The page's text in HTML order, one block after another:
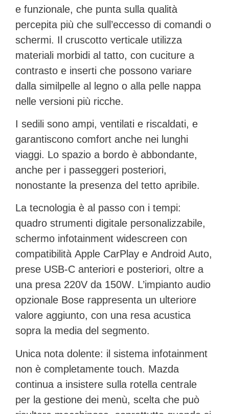
e funzionale, che punta sulla qualità
percepita più che sull’eccesso di comandi o
schermi. Il cruscotto verticale utilizza
materiali morbidi al tatto, con cuciture a
contrasto e inserti che possono variare
dalla similpelle al legno o alla pelle nappa
nelle versioni più ricche.
I sedili sono ampi, ventilati e riscaldati, e
garantiscono comfort anche nei lunghi
viaggi. Lo spazio a bordo è abbondante,
anche per i passeggeri posteriori,
nonostante la presenza del tetto apribile.
La tecnologia è al passo con i tempi:
quadro strumenti digitale personalizzabile,
schermo infotainment widescreen con
compatibilità Apple CarPlay e Android Auto,
prese USB-C anteriori e posteriori, oltre a
una presa 220V da 150W. L’impianto audio
opzionale Bose rappresenta un ulteriore
valore aggiunto, con una resa acustica
sopra la media del segmento.
Unica nota dolente: il sistema infotainment
non è completamente touch. Mazda
continua a insistere sulla rotella centrale
per la gestione dei menù, scelta che può